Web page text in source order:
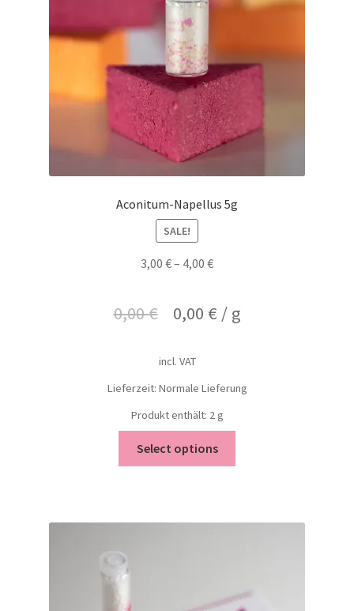
Aconitum-Napellus 5g
SALE!
3,00 €– 4,00 €
0,00€ 0,00 € / g
incl. VAT
Lieferzeit: Normale Lieferung
Produkt enthält: 2g
Select options